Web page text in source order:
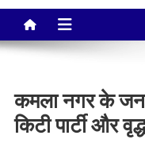
कमला नगर के
किटी पार्टी और